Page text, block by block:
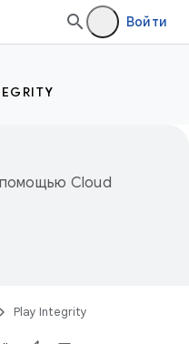
Войти
помощью Cloud
Play Integrity